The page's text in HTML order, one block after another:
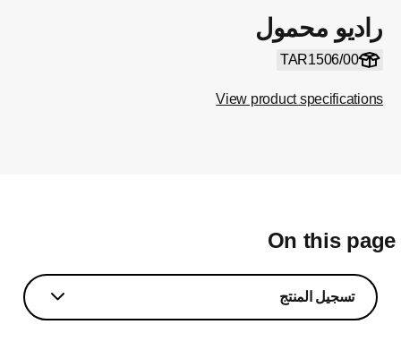
راديو محمول
TAR1506/00
View product specifications
On this
تسجيل المنتج